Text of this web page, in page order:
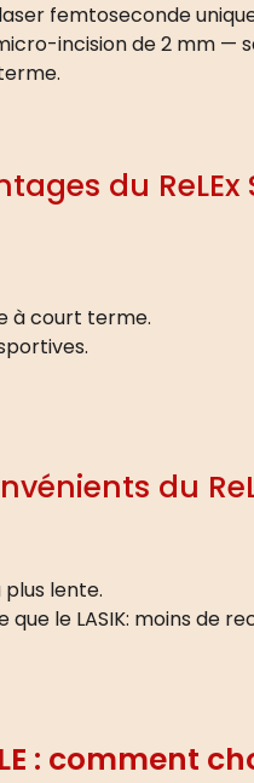
femtoseconde
incision de 2 mm
du ReLEx
à court terme.
du
lente.
que le LASIK: moins de
: comment